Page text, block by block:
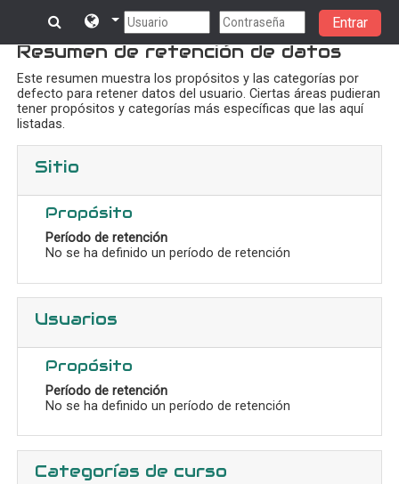
Saltar al contenido principal
Entrar
Resumen de retención de datos
Este resumen muestra los propósitos y las categorías por
defecto para retener datos del usuario. Ciertas áreas pudieran
tener propósitos y categorías más específicas que las aquí
listadas.
Sitio
Propósito
Período de retención
No se ha definido un período de retención
Usuarios
Propósito
Período de retención
No se ha definido un período de retención
Categorías de curso